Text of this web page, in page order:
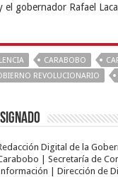
el gobernador Rafael
CARABOBO
REVOLUCIONARIO
Digital de la
| Secretaría de
| Dirección de